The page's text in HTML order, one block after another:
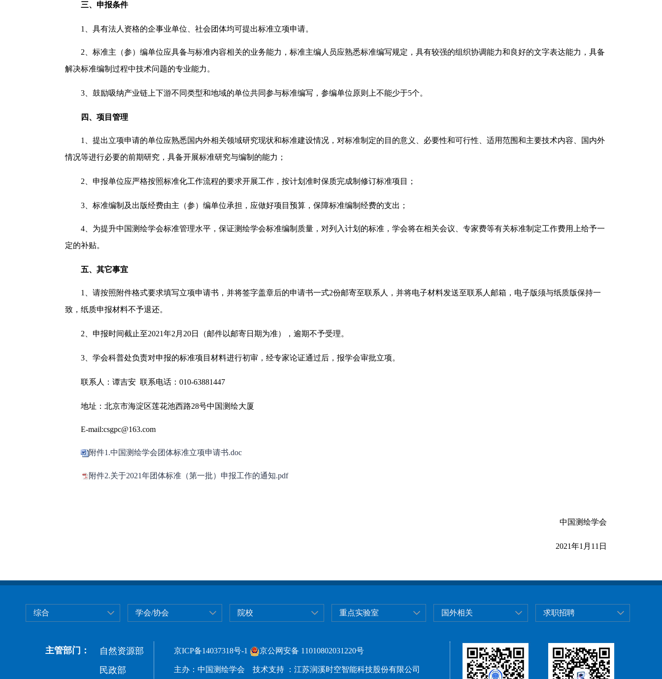
三、申报条件
1、 具有法人资格的企事业单位、社会团体均可提出标准立项申请。
2、 标准主（参）编单位应具备与标准内容相关的业务能力，标准主编人员应熟悉标准编写规定，具有较强的组织协调能力和良好的文字表达能力，具备
解决标准编制过程中技术问题的专业能力。
3、 鼓励吸纳产业链上下游不同类型和地域的单位共同参与标准编写，参编单位原则上不能少于5个。
四、项目管理
1、提出立项申请的单位应熟悉国内外相关领域研究现状和标准建设情况，对标准制定的目的意义、必要性和可行性、适用范围和主要技术内容、国内外
情况等进行必要的前期研究，具备开展标准研究与编制的能力；
2、申报单位应严格按照标准化工作流程的要求开展工作，按计划准时保质完成制修订标准项目；
3、 标准编制及出版经费由主（参）编单位承担，应做好项目预算，保障标准编制经费的支出；
4、 为提升中国测绘学会标准管理水平，保证测绘学会标准编制质量，对列入计划的标准， 学会将在相关会议、专家费等有关标准制定工作费用上给予一
定的补贴。
五、其它事宜
1、请按照附件格式要求填写立项申请书，并将签字盖章后的申请书一式2份邮寄至联系人，并将电子材料发送至联系人邮箱，电子版须与纸质版保持一
致，纸质申报材料不予退还。
2 申报时间截止至2021年2月20日（邮件以邮寄日期为准），逾期不予受理。
3、 学会科普处负责对申报的标准项目材料进行初审，经专家论证通过后，报学会审批立项。
联系人：谭吉安 联系电话：010-63881447
地址：北京市海淀区莲花池西路28号中国测绘大厦
E-mail:csgpc@163.com
附件1.中国测绘学会团体标准立项申请书.doc
附件2.关于2021年团体标准（第一批）申报工作的通知.pdf
中国测绘学会
2021年1月1 1 日
综合 学会/协会 院校 重点实验室 国外相关 求职招聘
主管部门：
自然资源部
民政部
京ICP备14037318号-1 京公网安备 11010802031220号
主办：中国测绘学会 技术支持 ：江苏润溪时空智能科技股份有限公司